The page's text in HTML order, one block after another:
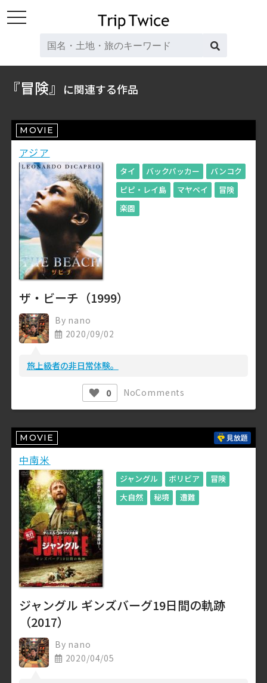
toggle
『冒険』 に関連する作品
MOVIE
アジア
タイ バックパッカー
バンコク
ピピ・レイ島
マヤベイ
冒険
楽園
ザ・ビーチ（1999）
By nano
2020/09/02
旅上級者の非日常体験。
0 NoComments
MOVIE 見放題
中南米
ジャングル ボリビア
冒険
大自然
秘境 遭難
ジャングル ギンズバーグ19日間の軌跡
（2017）
By nano
2020/04/05